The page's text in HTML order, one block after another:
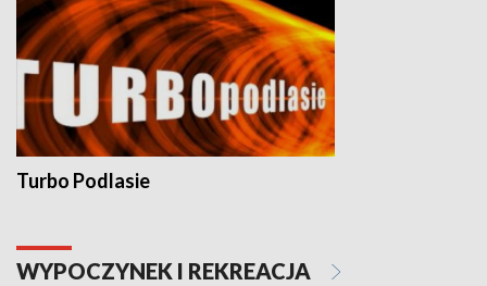
Turbo Podlasie
WYPOCZYNEK I REKREACJA